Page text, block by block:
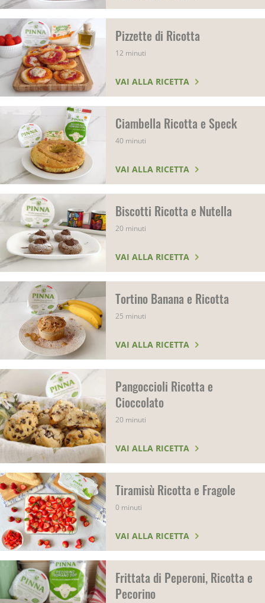
Pizzette di Ricotta
12 minuti
VAI ALLA RICETTA
Ciambella Ricotta e Speck
40 minuti
VAI ALLA RICETTA
Biscotti Ricotta e Nutella
20 minuti
VAI ALLA RICETTA
Tortino Banana e Ricotta
25 minuti
VAI ALLA RICETTA
Pangoccioli Ricotta e
Cioccolato
20 minuti
VAI ALLA RICETTA
Tiramisù Ricotta e Fragole
0 minuti
VAI ALLA RICETTA
Frittata di Peperoni, Ricotta e
Pecorino